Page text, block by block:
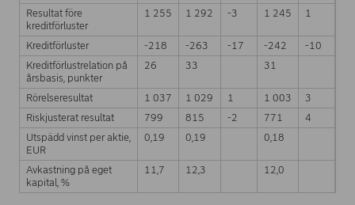
Resultat före
kreditförluster
1 255 1 292 -3 1 245 1
Kreditförluster -218 -263 -17 -242
-10
Kreditförlustrelation på
årsbasis, punkter
26 33 31
Rörelseresultat 1 037 1 029 1 1 003
3
Riskjusterat resultat
799 815 -2 771
4
Utspädd vinst per aktie,
EUR
0,19 0,19 0,18
Avkastning på eget
kapital, %
11,7 12,3 12,0